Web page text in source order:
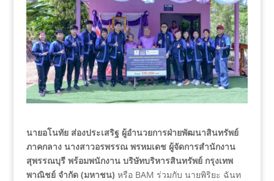
นายอโนทัย ส่องประเสริฐ ผู้อำนวยการฝ่ายพัฒนาสินทรัพย์
ภาคกลาง นางสาวอรพรรณ พรหมเดช ผู้จัดการสำนักงาน
สุพรรณบุรี พร้อมพนักงาน บริษัทบริหารสินทรัพย์ กรุงเทพ
พาณิชย์ จำกัด (มหาชน) หรือ BAM ร่วมกับ นายพิริยะ ฉันท